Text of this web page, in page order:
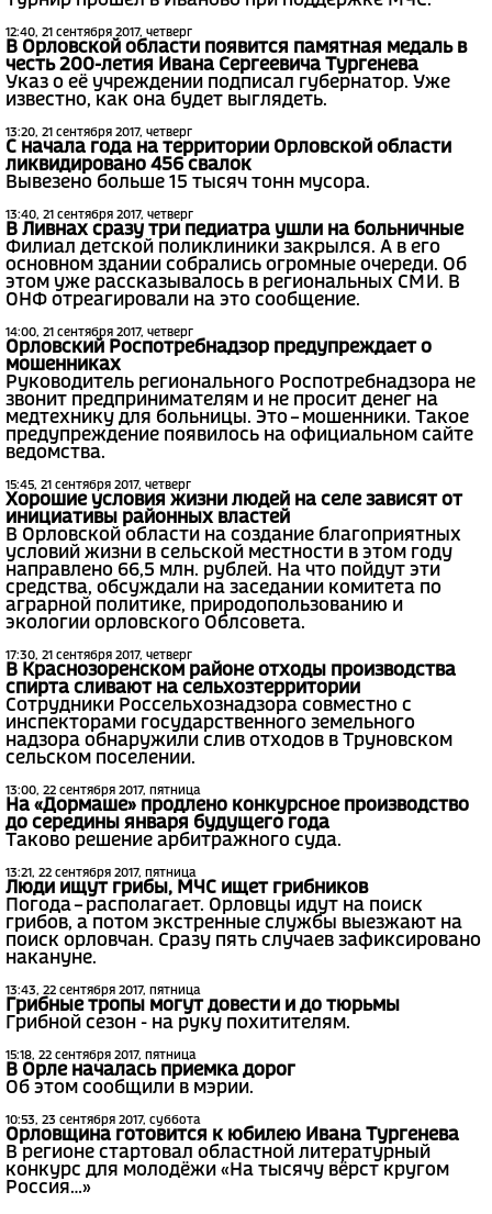
12:40, 21 сентября 2017, четверг
В Орловской области появится памятная медаль в
честь 200-летия Ивана Сергеевича Тургенева
Указ о её учреждении подписал губернатор. Уже
известно, как она будет выглядеть.
13:20, 21 сентября 2017, четверг
С начала года на территории Орловской области
ликвидировано 456 свалок
Вывезено больше 15 тысяч тонн мусора.
13:40, 21 сентября 2017, четверг
В Ливнах сразу три педиатра ушли на больничные
Филиал детской поликлиники закрылся. А в его
основном здании собрались огромные очереди. Об
этом уже рассказывалось в региональных СМИ. В
ОНФ отреагировали на это сообщение.
14:00, 21 сентября 2017, четверг
Орловский Роспотребнадзор предупреждает о
мошенниках
Руководитель регионального Роспотребнадзора не
звонит предпринимателям и не просит денег на
медтехнику для больницы. Это – мошенники. Такое
предупреждение появилось на официальном сайте
ведомства.
15:45, 21 сентября 2017, четверг
Хорошие условия жизни людей на селе зависят от
инициативы районных властей
В Орловской области на создание благоприятных
условий жизни в сельской местности в этом году
направлено 66,5 млн. рублей. На что пойдут эти
средства, обсуждали на заседании комитета по
аграрной политике, природопользованию и
экологии орловского Облсовета.
17:30, 21 сентября 2017, четверг
В Краснозоренском районе отходы производства
спирта сливают на сельхозтерритории
Сотрудники Россельхознадзора совместно с
инспекторами государственного земельного
надзора обнаружили слив отходов в Труновском
сельском поселении.
13:00, 22 сентября 2017, пятница
На «Дормаше» продлено конкурсное производство
до середины января будущего года
Таково решение арбитражного суда.
13:21, 22 сентября 2017, пятница
Люди ищут грибы, МЧС ищет грибников
Погода – располагает. Орловцы идут на поиск
грибов, а потом экстренные службы выезжают на
поиск орловчан. Сразу пять случаев зафиксировано
накануне.
13:43, 22 сентября 2017, пятница
Грибные тропы могут довести и до тюрьмы
Грибной сезон - на руку похитителям.
15:18, 22 сентября 2017, пятница
В Орле началась приемка дорог
Об этом сообщили в мэрии.
10:53, 23 сентября 2017, суббота
Орловщина готовится к юбилею Ивана Тургенева
В регионе стартовал областной литературный
конкурс для молодёжи «На тысячу вёрст кругом
Россия…»